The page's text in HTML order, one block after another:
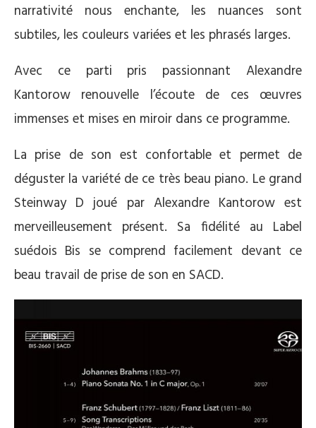
narrativité nous enchante, les nuances sont
subtiles, les couleurs variées et les phrasés larges.
Avec ce parti pris passionnant Alexandre
Kantorow renouvelle l’écoute de ces œuvres
immenses et mises en miroir dans ce programme.
La prise de son est confortable et permet de
déguster la variété de ce très beau piano. Le grand
Steinway D joué par Alexandre Kantorow est
merveilleusement présent. Sa fidélité au Label
suédois Bis se comprend facilement devant ce
beau travail de prise de son en SACD.